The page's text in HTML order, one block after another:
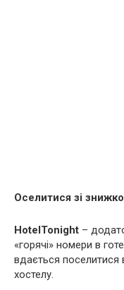
Оселитися зі
HotelTonight –
«горячі» номери в
вдається поселитися
хостелу.